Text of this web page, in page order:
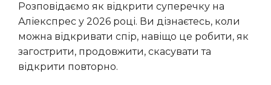
Розповідаємо як відкрити суперечку на
Аліекспрес у 2026 році. Ви дізнаєтесь, коли
можна відкривати спір, навіщо це робити, як
загострити, продовжити, скасувати та
відкрити повторно.